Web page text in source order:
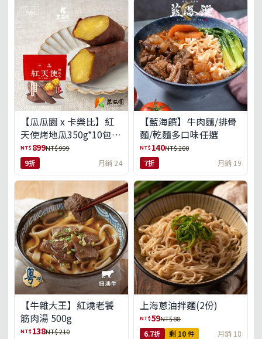
【瓜瓜園 x 卡樂比】紅
天使烤地瓜350g*10包
(免運組)
NT$ 899NT$ 999
9折 月銷 24
【藍海饌】牛肉麵/排骨
麵/乾麵多口味任選
NT$ 140NT$ 200
7折 月銷 19
【牛雜大王】紅燒老饕
筋肉湯 500g
NT$ 138NT$ 210
上海蔥油拌麵(2份)
NT$59NT$ 88
6.7折 剩 10 件 月銷 18